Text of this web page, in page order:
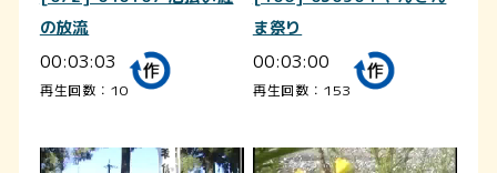
の放流
00:03:03
再生回数：10
ま祭り
00:03:00
再生回数：153